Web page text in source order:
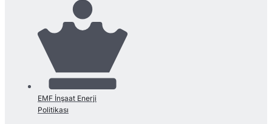
EMF İnşaat Enerji
Politikası